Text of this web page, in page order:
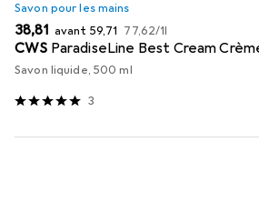
Savon pour les mains
EUR
38,81 avant EUR
59,71 EUR
77,62/1l
CWS ParadiseLine Best Cream
Savon liquide, 500 ml
3